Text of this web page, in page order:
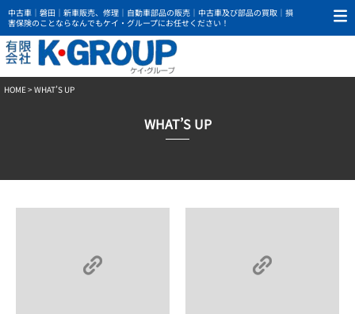
中古車｜磐田｜新車販売、修理｜自動車部品の販売｜中古車及び部品の買取｜損
害保険のことならなんでもケイ・グループにお任せください！
HOME > WHAT’S UP
WHAT’S UP